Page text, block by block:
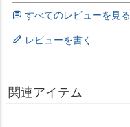
すべてのレビューを見る
レビューを書く
関連アイテム